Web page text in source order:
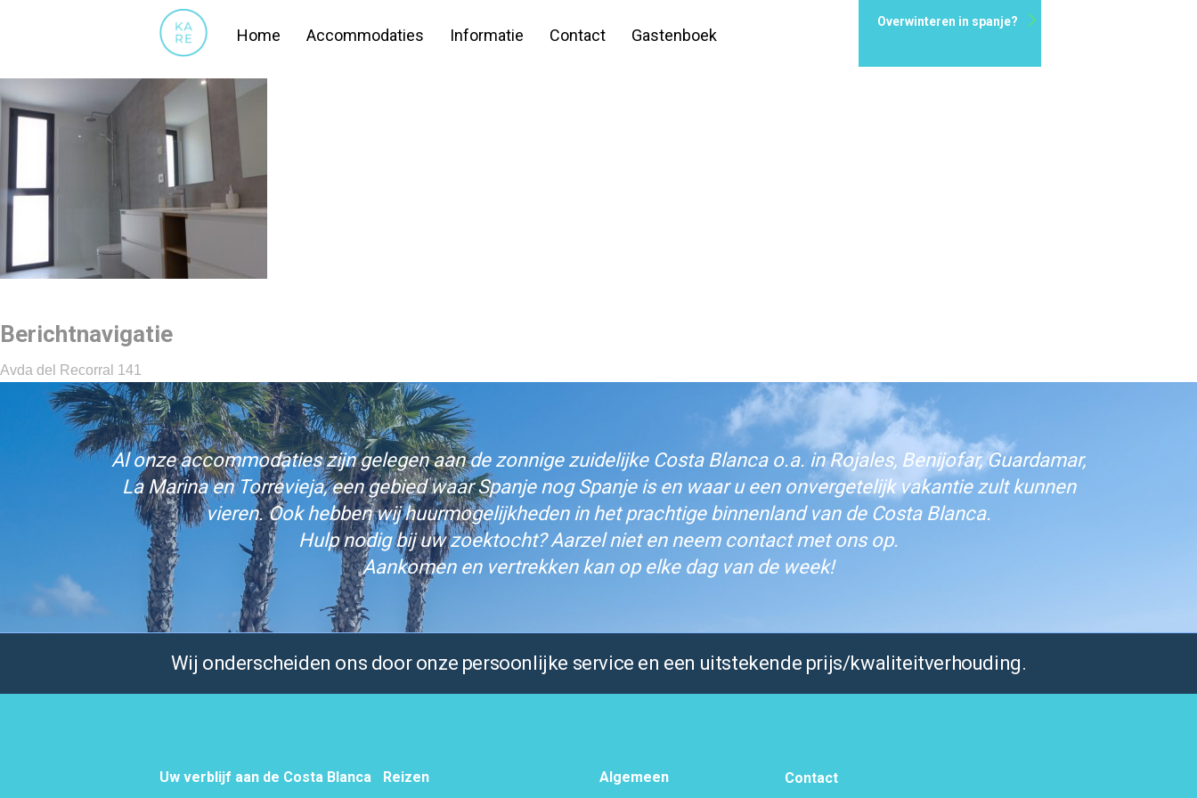
Home Accommodaties Informatie Contact Gastenboek
Overwinteren in spanje?
Berichtnavigatie
Avda del Recorral 141
Al onze accommodaties zijn gelegen aan de zonnige zuidelijke Costa Blanca o.a. in Rojales, Benijofar, Guardamar,
La Marina en Torrevieja, een gebied waar Spanje nog Spanje is en waar u een onvergetelijk vakantie zult kunnen
vieren. Ook hebben wij huurmogelijkheden in het prachtige binnenland van de Costa Blanca.
Hulp nodig bij uw zoektocht? Aarzel niet en neem contact met ons op.
Aankomen en vertrekken kan op elke dag van de week!
Wij onderscheiden ons door onze persoonlijke service en een uitstekende prijs/kwaliteitverhouding.
Uw verblijf aan de Costa Blanca Reizen Algemeen Contact